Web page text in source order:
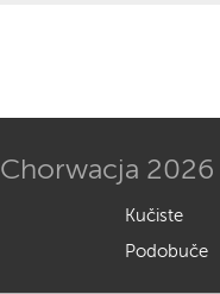
Chorwacja 2026
Kučiste
Podobuče